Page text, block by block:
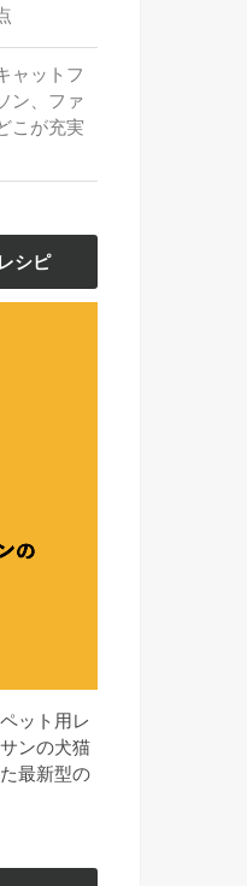
ャットフ
ン、ファ
こが充実
シピ
ット用レ
ンの犬猫
最新型の